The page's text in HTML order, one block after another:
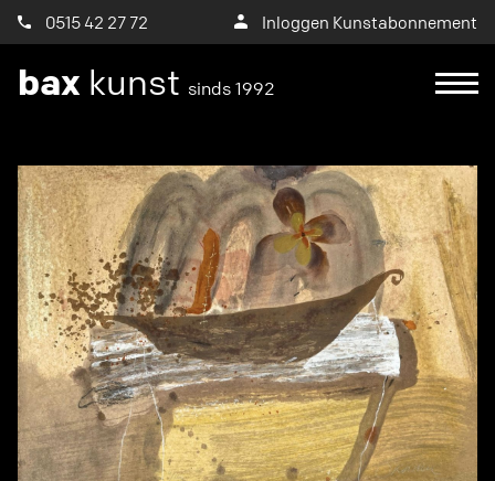
0515 42 27 72 Inloggen Kunstabonnement
bax kunst sinds 1992